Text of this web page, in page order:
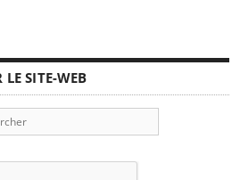
LE SITE-WEB